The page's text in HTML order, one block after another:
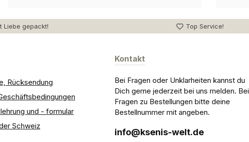
Liebe gepackt! Top Service!
Rücksendung
und - formular
Schweiz
Kontakt
Bei Fragen oder Unklarheiten kannst du
Dich gerne jederzeit bei uns melden. Bei
Fragen zu Bestellungen bitte deine
Bestellnummer mit angeben.
info@ksenis-welt.de